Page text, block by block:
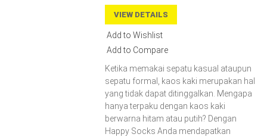
VIEW DETAILS
Add to Wishlist
Add to Compare
Ketika memakai sepatu kasual ataupun
sepatu formal, kaos kaki merupakan hal
yang tidak dapat ditinggalkan. Mengapa
hanya terpaku dengan kaos kaki
berwarna hitam atau putih? Dengan
Happy Socks Anda mendapatkan